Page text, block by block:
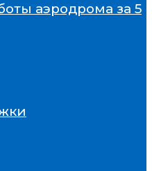
аэродрома за 5